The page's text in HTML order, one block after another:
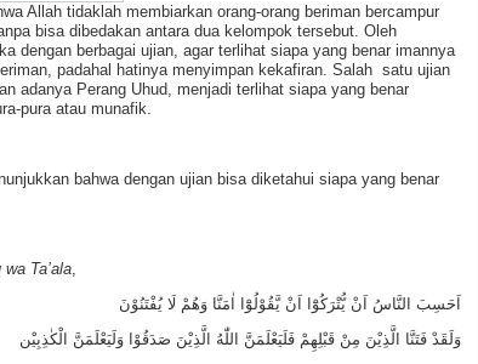
Allah tidaklah membiarkan orang-orang beriman bercampur
bisa dibedakan antara dua kelompok tersebut. Oleh
dengan berbagai ujian, agar terlihat siapa yang benar imannya
padahal hatinya menyimpan kekafiran. Salah satu ujian
adanya Perang Uhud, menjadi terlihat siapa yang benar
pura atau munafik.
bahwa dengan ujian bisa diketahui siapa yang benar
Ta’ala
اَحَسِبَ النَّاسُ اَنْ يُّتْرَكُوْٓا اَنْ يَّقُوْلُوْٓا اٰمَنَّا وَهُمْ لَا يُفْتَنُوْنَ
وَلَقَدْ فَتَنَّا الَّذِيْنَ مِنْ قَبْلِهِمْ فَلَيَعْلَمَنَّ اللّٰهُ الَّذِيْنَ صَدَقُوْا وَلَيَعْلَمَنَّ الْكٰذِبِيْن
Pernikahan
Halal dan Haram Dalam
Transaksi Keuangan
(edisi 1)